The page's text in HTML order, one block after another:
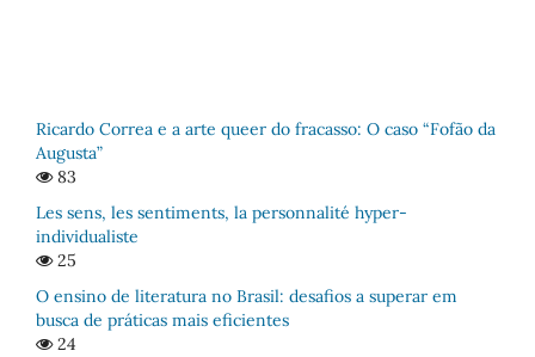
Ricardo Correa e a arte queer do fracasso: O caso “Fofão da
Augusta”
83
Les sens, les sentiments, la personnalité hyper-
individualiste
25
O ensino de literatura no Brasil: desafios a superar em
busca de práticas mais eficientes
24